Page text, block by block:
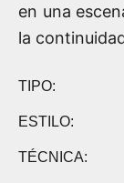
en una
la
TIPO:
ESTILO:
TÉCNICA: